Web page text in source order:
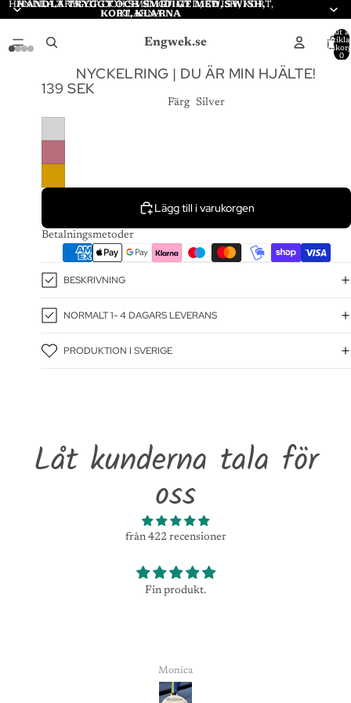
HANDLA TRYGGT OCH SMIDIGT MED, SWISH,
KORT, KLARNA
HANDLA TRYGGT OCH SMIDIGT MED, SWISH, KORT,
KLARNA
Engwek.se
Totalt
0
NYCKELRING | DU ÄR MIN HJÄLTE!
139 SEK
Färg Silver
Lägg till i varukorgen
Betalningsmetoder
BESKRIVNING
NORMALT 1- 4 DAGARS LEVERANS
PRODUKTION I SVERIGE
Låt kunderna tala för
oss
från 422 recensioner
Fin produkt.
Monica